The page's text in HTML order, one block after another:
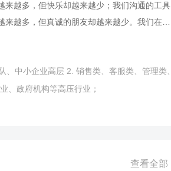
越多，但快乐却越来越少；我们沟通的工具
越多，但真诚的朋友却越来越少。我们在收
引发情绪抑郁、失眠，重度焦虑，人格障
其中的40% 有“严重的负面情绪” 和失眠，而5
如何合理管理压力，避免情绪失控？识别情
中小企业高层 2. 销售类、客服类、管理类、
、政府机构等高压行业；
查看全部